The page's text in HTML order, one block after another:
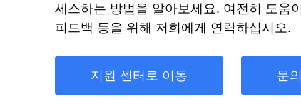
세스하는 방법을 알아보세요. 여전히 도움
피드백 등을 위해 저희에게 연락하십시오.
지원 센터로 이동 문